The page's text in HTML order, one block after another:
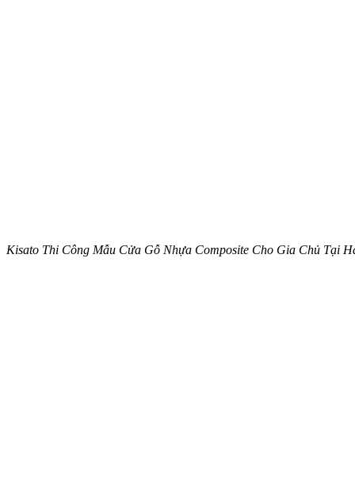
Kisato Thi Công Mẫu Cửa Gỗ Nhựa Composite Cho Gia Chủ Tại